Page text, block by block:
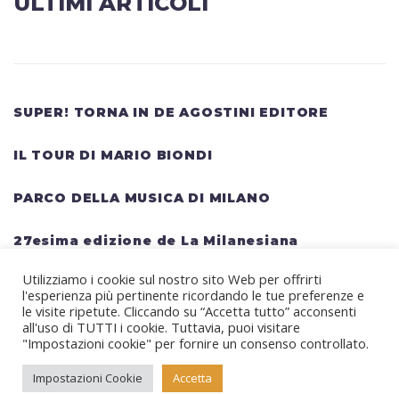
SUPER! TORNA IN DE AGOSTINI EDITORE
IL TOUR DI MARIO BIONDI
PARCO DELLA MUSICA DI MILANO
27esima edizione de La Milanesiana
HELLWATT FESTIVAL: una lineup gigantesca
per il festival estivo TRAVIS SCOTT, KANYE
WEST, SWEDISH HOUSE MAFIA, MARTIN
Utilizziamo i cookie sul nostro sito Web per offrirti
l'esperienza più pertinente ricordando le tue preferenze e
le visite ripetute. Cliccando su “Accetta tutto” acconsenti
all'uso di TUTTI i cookie. Tuttavia, puoi visitare
"Impostazioni cookie" per fornire un consenso controllato.
Impostazioni Cookie Accetta